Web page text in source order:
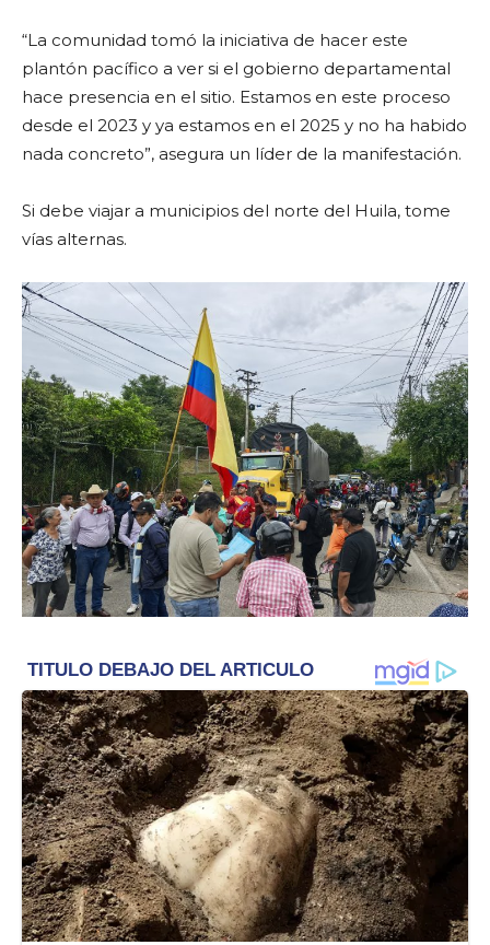
“La comunidad tomó la iniciativa de hacer este
plantón pacífico a ver si el gobierno departamental
hace presencia en el sitio. Estamos en este proceso
desde el 2023 y ya estamos en el 2025 y no ha habido
nada concreto”, asegura un líder de la manifestación.
Si debe viajar a municipios del norte del Huila, tome
vías alternas.